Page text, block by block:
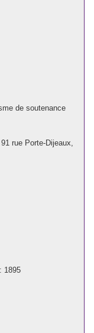
de soutenance
rue Porte-Dijeaux,
1895